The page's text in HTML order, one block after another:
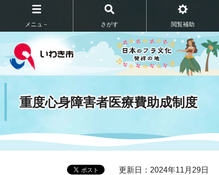
メニュ－ さがす 閲覧補助
重度心身障害者医療費助成制度
更新日：2024年11月29日